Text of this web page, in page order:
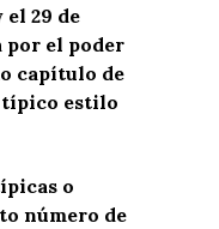
el 29 de
por el poder
capítulo de
típico estilo
o
número de